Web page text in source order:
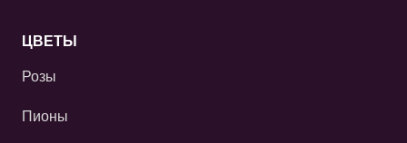
ЦВЕТЫ
Розы
Пионы